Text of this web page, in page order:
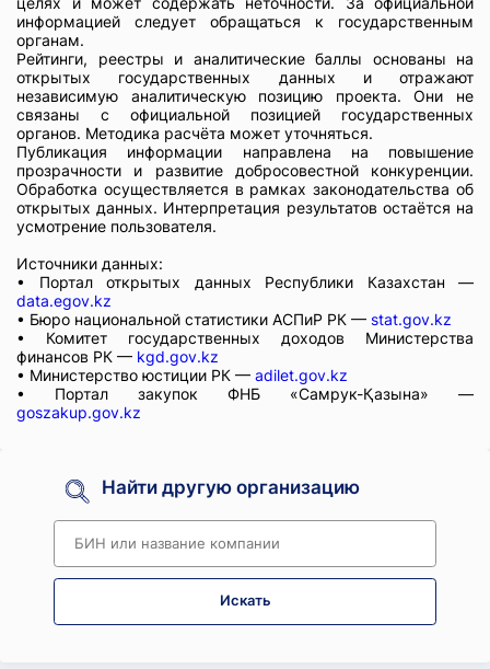
информацией следует обращаться к государственным
органам.
Рейтинги, реестры и аналитические баллы основаны на
открытых государственных данных и отражают
независимую аналитическую позицию проекта. Они не
связаны с официальной позицией государственных
органов. Методика расчёта может уточняться.
Публикация информации направлена на повышение
прозрачности и развитие добросовестной конкуренции.
Обработка осуществляется в рамках законодательства об
открытых данных. Интерпретация результатов остаётся на
усмотрение пользователя.
Источники данных:
• Портал открытых данных Республики Казахстан —
data.egov.kz
• Бюро национальной статистики АСПиР РК — stat.gov.kz
• Комитет государственных доходов Министерства
финансов РК — kgd.gov.kz
• Министерство юстиции РК — adilet.gov.kz
• Портал закупок ФНБ «Самрук-Қазына» —
goszakup.gov.kz
Найти другую организацию
Искать